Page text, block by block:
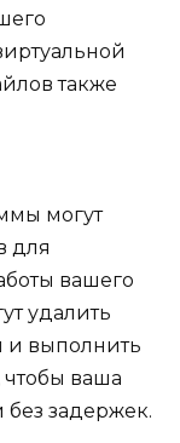
также
могут
для
вашего
удалить
и выполнить
ваша
без задержек.